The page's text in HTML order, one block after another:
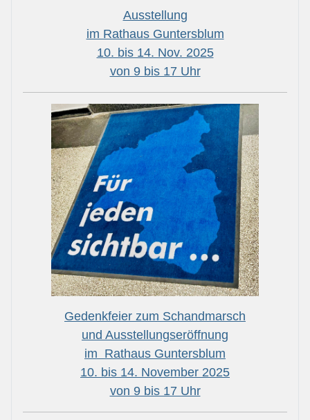
Ausstellung
im Rathaus Guntersblum
10. bis 14. Nov. 2025
von 9 bis 17 Uhr
Gedenkfeier zum Schandmarsch
und Ausstellungseröffnung
im Rathaus Guntersblum
10. bis 14. November 2025
von 9 bis 17 Uhr